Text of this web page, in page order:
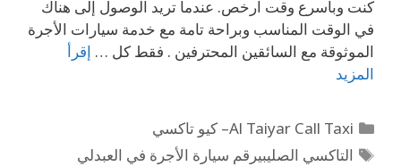
كنت وبأسرع وقت ارخص. عندما تريد الوصول إلى هناك
في الوقت المناسب وبراحة تامة مع خدمة سيارات الأجرة
الموثوقة مع السائقين المحترفين . فقط كل … إقرأ
المزيد
Al Taiyar Call Taxi– كيو تاكسي
التاكسي الصليبيرقم سيارة الأجرة في العبدلي